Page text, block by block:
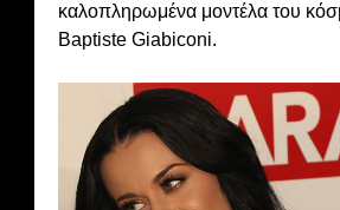
καλοπληρωμένα μοντέλα του
Baptiste Giabiconi.